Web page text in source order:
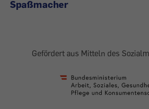
Spaßmacher
Gefördert aus Mitteln des